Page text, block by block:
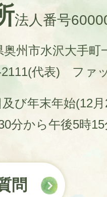
法人番号
州市水沢大手町
代表)
ファ
び年末年始(12
分から午後5時
問